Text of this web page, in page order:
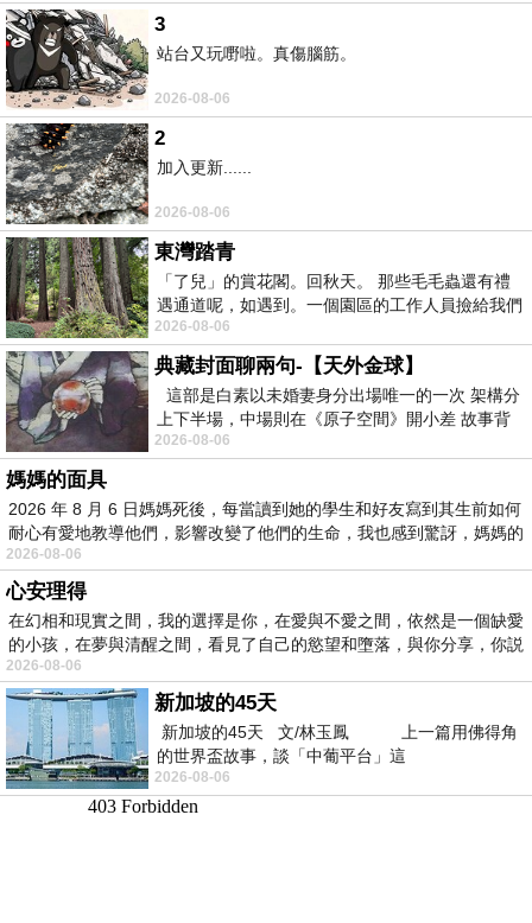
3
站台又玩嘢啦。真傷腦筋。
2026-08-06
2
加入更新......
2026-08-06
東灣踏青
「了兒」的賞花閣。回秋天。 那些毛毛蟲還有禮
遇通道呢，如遇到。一個園區的工作人員撿給我們
細賞。
2026-08-06
典藏封面聊兩句-【天外金球】
這部是白素以未婚妻身分出場唯一的一次 架構分
上下半場，中場則在《原子空間》開小差 故事背
景影射西藏境外流亡 地下組織
2026-08-06
媽媽的面具
2026 年 8 月 6 日媽媽死後，每當讀到她的學生和好友寫到其生前如何
耐心有愛地教導他們，影響改變了他們的生命，我也感到驚訝，媽媽的
2026-08-06
心安理得
在幻相和現實之間，我的選擇是你，在愛與不愛之間，依然是一個缺愛
的小孩，在夢與清醒之間，看見了自己的慾望和墮落，與你分享，你説
2026-08-06
新加坡的45天
新加坡的45天 文/林玉鳳 上一篇用佛得角
的世界盃故事，談「中葡平台」這
2026-08-06